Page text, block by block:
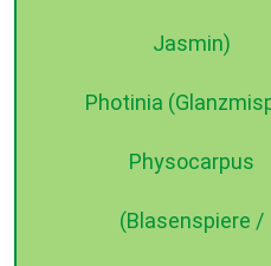
Jasmin)
Photinia
Physocarpus
(Blasenspiere /